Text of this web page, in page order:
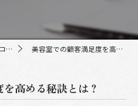
コラム 美容室での顧客満足度を高める秘訣とは？
高める秘訣とは？